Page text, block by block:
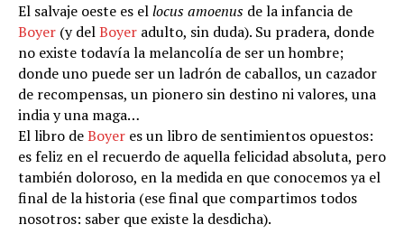
El salvaje oeste es ellocus amoenus de la infancia de
Boyer (y delBoyer adulto, sin duda). Su pradera, donde
no existe todavía la melancolía de ser un hombre;
donde uno puede ser un ladrón de caballos, un cazador
de recompensas, un pionero sin destino ni valores, una
india y una maga…
El libro deBoyer es un libro de sentimientos opuestos:
es feliz en el recuerdo de aquella felicidad absoluta, pero
también doloroso, en la medida en que conocemos ya el
final de la historia (ese final que compartimos todos
nosotros: saber que existe la desdicha).